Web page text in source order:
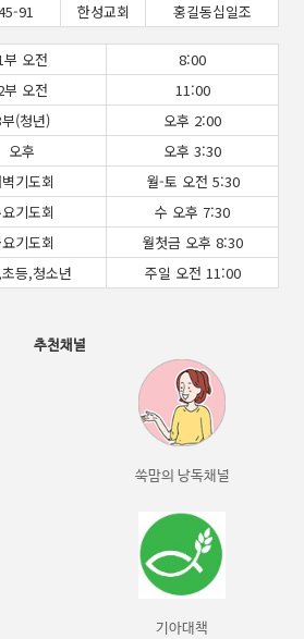
91 한성교회 홍길동십일조
부 오전
8:00
부 오전
11:00
(청년)
오후 2:00
오후
오후 3:30
기도회
월-토 오전 5:30
기도회
수 오후 7:30
기도회
월첫금 오후 8:30
등,청소년 주일 오전 11:00
추천채널
쑥맘의 낭독채널
기아대책